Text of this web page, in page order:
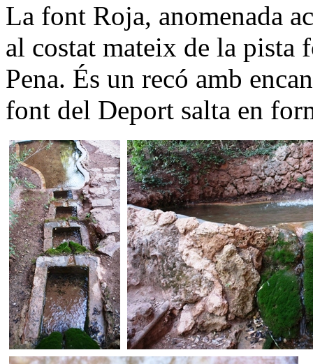
La font Roja, anomenada
al costat mateix de la pista
Pena. És un recó amb
font del Deport salta en